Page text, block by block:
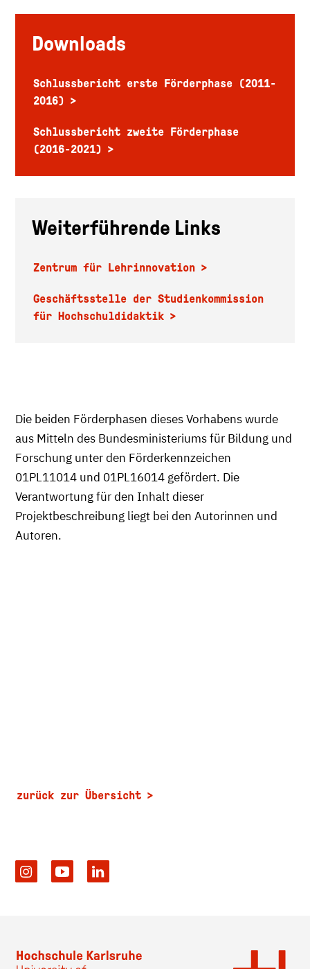
Downloads
Schlussbericht erste Förderphase (2011-
2016)
Schlussbericht zweite Förderphase
(2016-2021)
Weiterführende Links
Zentrum für Lehrinnovation
Geschäftsstelle der Studienkommission
für Hochschuldidaktik
Die beiden Förderphasen dieses Vorhabens wurde
aus Mitteln des Bundesministeriums für Bildung und
Forschung unter den Förderkennzeichen
01PL11014 und 01PL16014 gefördert. Die
Verantwortung für den Inhalt dieser
Projektbeschreibung liegt bei den Autorinnen und
Autoren.
zurück zur Übersicht